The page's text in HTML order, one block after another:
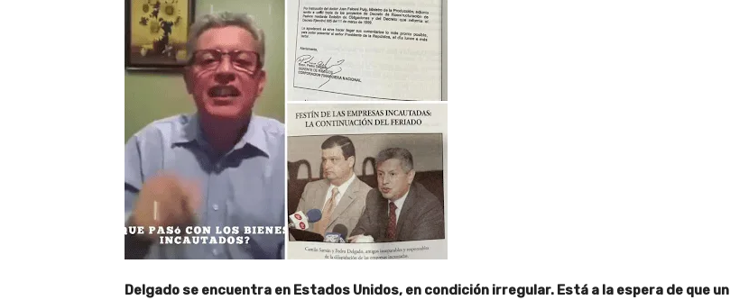
Delgado se encuentra en Estados Unidos, en condición irregular. Está a la espera de que un